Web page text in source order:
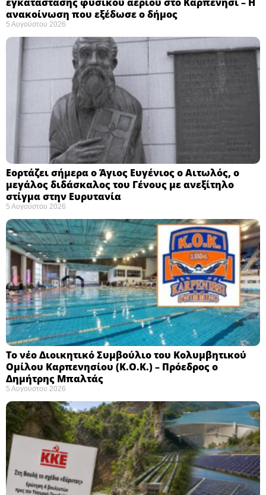
ανακοίνωση που εξέδωσε ο δήμος
5 Αυγούστου 2026
Εορτάζει σήμερα ο Άγιος Ευγένιος ο Αιτωλός, ο
μεγάλος διδάσκαλος του Γένους με ανεξίτηλο
στίγμα στην Ευρυτανία
5 Αυγούστου 2026
Το νέο Διοικητικό Συμβούλιο του Κολυμβητικού
Ομίλου Καρπενησίου (Κ.Ο.Κ.) – Πρόεδρος ο
Δημήτρης Μπαλτάς
5 Αυγούστου 2026